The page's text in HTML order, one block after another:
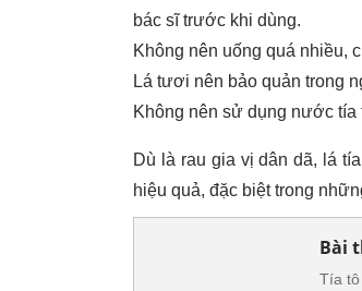
bác sĩ trước khi dùng.
Không nên uống quá nhiều,
Lá tươi nên bảo quản trong
Không nên sử dụng nước tía
Dù là rau gia vị dân dã, lá
hiệu quả, đặc biệt trong
Bài
Tía tô